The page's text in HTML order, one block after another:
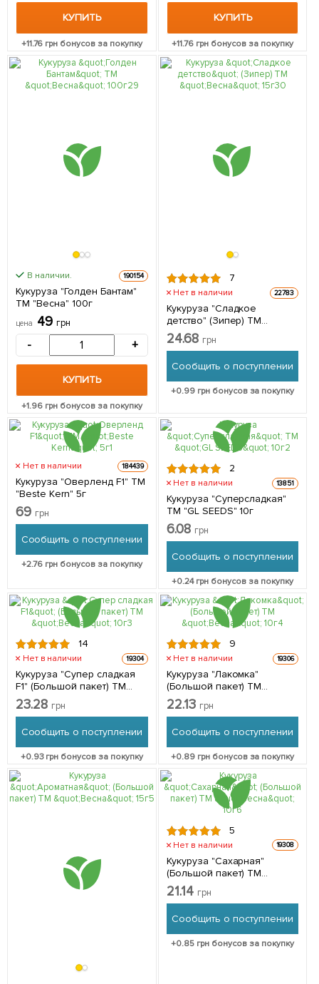
КУПИТЬ
+11.76 грн бонусов за покупку
КУПИТЬ
+11.76 грн бонусов за покупку
В наличии. 190154
Кукуруза "Голден Бантам"
ТМ "Весна" 100г
цена 49 грн
- +
КУПИТЬ
+1.96 грн бонусов за покупку
7
Нет в наличии 22783
Кукуруза "Сладкое
детство" (Зипер) ТМ
"Весна" 15г
24.68 грн
Сообщить о поступлении
+0.99грн бонусов за покупку
Нет в наличии 184439
Кукуруза "Оверленд F1" ТМ
"Beste Kern" 5г
69 грн
Сообщить о поступлении
+2.76 грн бонусов за покупку
2
Нет в наличии 13851
Кукуруза "Суперсладкая"
ТМ "GL SEEDS" 10г
6.08 грн
Сообщить о поступлении
+0.24грн бонусов за покупку
14
Нет в наличии 19304
Кукуруза "Супер сладкая
F1" (Большой пакет) ТМ
"Весна" 10г
23.28 грн
Сообщить о поступлении
+0.93грн бонусов за покупку
9
Нет в наличии 19306
Кукуруза "Лакомка"
(Большой пакет) ТМ
"Весна" 10г
22.13 грн
Сообщить о поступлении
+0.89грн бонусов за покупку
5
Нет в наличии 19308
Кукуруза "Сахарная"
(Большой пакет) ТМ
"Весна" 10г
21.14 грн
Сообщить о поступлении
+0.85 грн бонусов за покупку